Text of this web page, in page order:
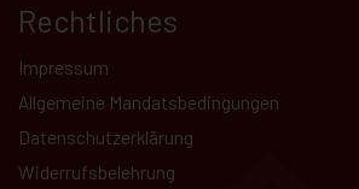
Rechtliches
Impressum
Allgemeine Mandatsbedingungen
Datenschutz­erklärung
Widerrufsbelehrung
Kundenbewertungen und Erfahrungen zu
Hammer Rechtsanwälte